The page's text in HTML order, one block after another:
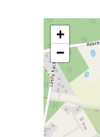
Parki
+
−